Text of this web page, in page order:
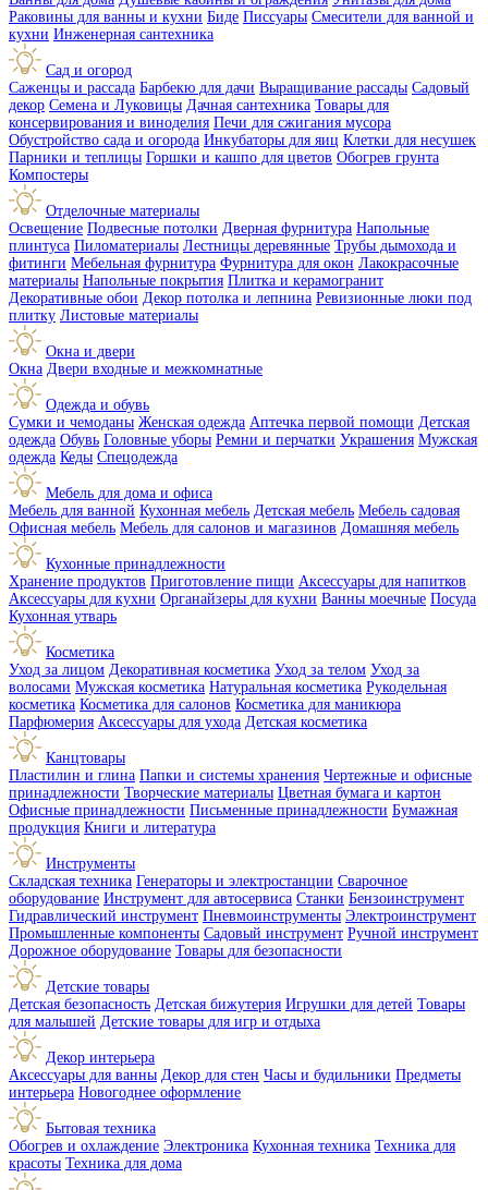
Раковины для ванны и кухни Биде Писсуары Смесители для ванной и
кухни Инженерная сантехника
Сад и огород
Саженцы и рассада Барбекю для дачи Выращивание рассады Садовый
декор Семена и Луковицы Дачная сантехника Товары для
консервирования и виноделия Печи для сжигания мусора
Обустройство сада и огорода Инкубаторы для яиц Клетки для несушек
Парники и теплицы Горшки и кашпо для цветов Обогрев грунта
Компостеры
Отделочные материалы
Освещение Подвесные потолки Дверная фурнитура Напольные
плинтуса Пиломатериалы Лестницы деревянные Трубы дымохода и
фитинги Мебельная фурнитура Фурнитура для окон Лакокрасочные
материалы Напольные покрытия Плитка и керамогранит
Декоративные обои Декор потолка и лепнина Ревизионные люки под
плитку Листовые материалы
Окна и двери
Окна Двери входные и межкомнатные
Одежда и обувь
Сумки и чемоданы Женская одежда Аптечка первой помощи Детская
одежда Обувь Головные уборы Ремни и перчатки Украшения Мужская
одежда Кеды Спецодежда
Мебель для дома и офиса
Мебель для ванной Кухонная мебель Детская мебель Мебель садовая
Офисная мебель Мебель для салонов и магазинов Домашняя мебель
Кухонные принадлежности
Хранение продуктов Приготовление пищи Аксессуары для напитков
Аксессуары для кухни Органайзеры для кухни Ванны моечные Посуда
Кухонная утварь
Косметика
Уход за лицом Декоративная косметика Уход за телом Уход за
волосами Мужская косметика Натуральная косметика Рукодельная
косметика Косметика для салонов Косметика для маникюра
Парфюмерия Аксессуары для ухода Детская косметика
Канцтовары
Пластилин и глина Папки и системы хранения Чертежные и офисные
принадлежности Творческие материалы Цветная бумага и картон
Офисные принадлежности Письменные принадлежности Бумажная
продукция Книги и литература
Инструменты
Складская техника Генераторы и электростанции Сварочное
оборудование Инструмент для автосервиса Станки Бензоинструмент
Гидравлический инструмент Пневмоинструменты Электроинструмент
Промышленные компоненты Садовый инструмент Ручной инструмент
Дорожное оборудование Товары для безопасности
Детские товары
Детская безопасность Детская бижутерия Игрушки для детей Товары
для малышей Детские товары для игр и отдыха
Декор интерьера
Аксессуары для ванны Декор для стен Часы и будильники Предметы
интерьера Новогоднее оформление
Бытовая техника
Обогрев и охлаждение Электроника Кухонная техника Техника для
красоты Техника для дома